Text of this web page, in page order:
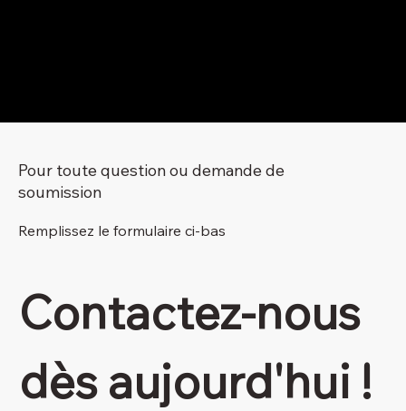
Pour toute question ou demande de
soumission
Remplissez le formulaire ci-bas
Contactez-nous
dès aujourd'hui !